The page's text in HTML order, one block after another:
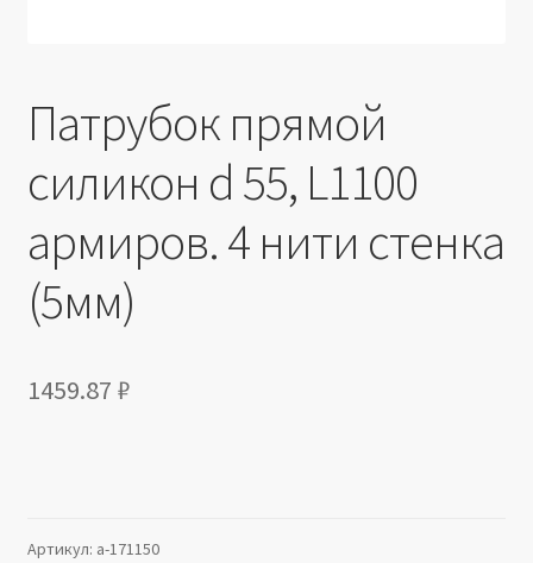
Патрубок прямой
силикон d 55, L1100
армиров. 4 нити стенка
(5мм)
1459.87 ₽
Артикул: a-171150